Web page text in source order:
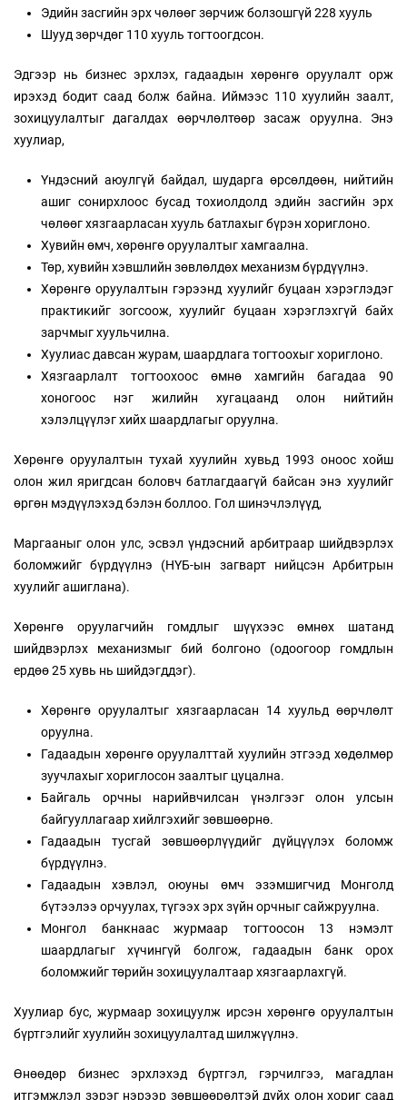
Эдийн засгийн эрх чөлөөг зөрчиж болзошгүй 228 хууль
Шууд зөрчдөг 110 хууль тогтоогдсон.
Эдгээр нь бизнес эрхлэх, гадаадын хөрөнгө оруулалт орж
ирэхэд бодит саад болж байна. Иймээс 110 хуулийн заалт,
зохицуулалтыг дагалдах өөрчлөлтөөр засаж оруулна. Энэ
хуулиар,
Үндэсний аюулгүй байдал, шударга өрсөлдөөн, нийтийн
ашиг сонирхлоос бусад тохиолдолд эдийн засгийн эрх
чөлөөг хязгаарласан хууль батлахыг бүрэн хориглоно.
Хувийн өмч, хөрөнгө оруулалтыг хамгаална.
Төр, хувийн хэвшлийн зөвлөлдөх механизм бүрдүүлнэ.
Хөрөнгө оруулалтын гэрээнд хуулийг буцаан хэрэглэдэг
практикийг зогсоож, хуулийг буцаан хэрэглэхгүй байх
зарчмыг хуульчилна.
Хуулиас давсан журам, шаардлага тогтоохыг хориглоно.
Хязгаарлалт тогтоохоос өмнө хамгийн багадаа 90
хоногоос нэг жилийн хугацаанд олон нийтийн
хэлэлцүүлэг хийх шаардлагыг оруулна.
Хөрөнгө оруулалтын тухай хуулийн хувьд 1993 оноос хойш
олон жил яригдсан боловч батлагдаагүй байсан энэ хуулийг
өргөн мэдүүлэхэд бэлэн боллоо. Гол шинэчлэлүүд,
Маргааныг олон улс, эсвэл үндэсний арбитраар шийдвэрлэх
боломжийг бүрдүүлнэ (НҮБ-ын загварт нийцсэн Арбитрын
хуулийг ашиглана).
Хөрөнгө оруулагчийн гомдлыг шүүхээс өмнөх шатанд
шийдвэрлэх механизмыг бий болгоно (одоогоор гомдлын
ердөө 25 хувь нь шийдэгддэг).
Хөрөнгө оруулалтыг хязгаарласан 14 хуульд өөрчлөлт
оруулна.
Гадаадын хөрөнгө оруулалттай хуулийн этгээд хөдөлмөр
зуучлахыг хориглосон заалтыг цуцална.
Байгаль орчны нарийвчилсан үнэлгээг олон улсын
байгууллагаар хийлгэхийг зөвшөөрнө.
Гадаадын тусгай зөвшөөрлүүдийг дүйцүүлэх боломж
бүрдүүлнэ.
Гадаадын хэвлэл, оюуны өмч эзэмшигчид Монголд
бүтээлээ орчуулах, түгээх эрх зүйн орчныг сайжруулна.
Монгол банкнаас журмаар тогтоосон 13 нэмэлт
шаардлагыг хүчингүй болгож, гадаадын банк орох
боломжийг төрийн зохицуулалтаар хязгаарлахгүй.
Хуулиар бус, журмаар зохицуулж ирсэн хөрөнгө оруулалтын
бүртгэлийг хуулийн зохицуулалтад шилжүүлнэ.
Өнөөдөр бизнес эрхлэхэд бүртгэл, гэрчилгээ, магадлан
итгэмжлэл зэрэг нэрээр зөвшөөрөлтэй дүйх олон хориг саад